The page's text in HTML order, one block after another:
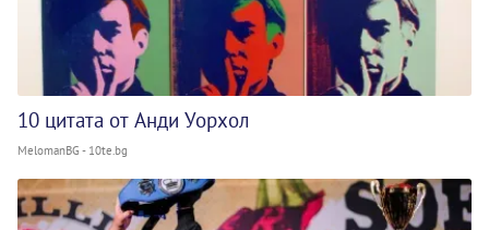
10 цитата от Анди Уорхол
MelomanBG - 10te.bg